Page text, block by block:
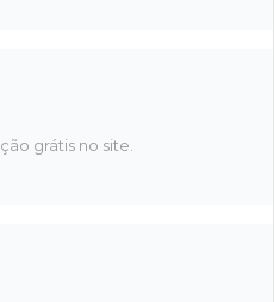
grátis no site.